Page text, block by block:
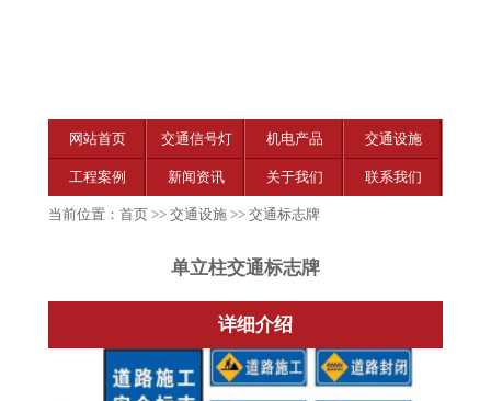
网站首页 交通信号灯 机电产品 交通设施
工程案例 新闻资讯 关于我们 联系我们
当前位置： 首页 >> 交通设施 >> 交通标志牌
单立柱交通标志牌
详细介绍